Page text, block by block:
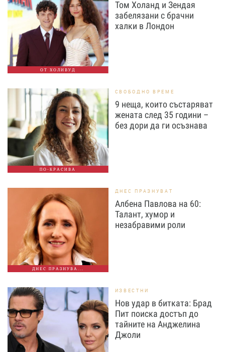
ОТ ХОЛИВУД
Том Холанд и Зендая
забелязани с брачни
халки в Лондон
ПО-КРАСИВА
СВОБОДНО ВРЕМЕ
9 неща, които състаряват
жената след 35 години –
без дори да ги осъзнава
ДНЕС ПРАЗНУВА...
ДНЕС ПРАЗНУВАТ
Албена Павлова на 60:
Талант, хумор и
незабравими роли
ИЗВЕСТНИ
Нов удар в битката: Брад
Пит поиска достъп до
тайните на Анджелина
Джоли